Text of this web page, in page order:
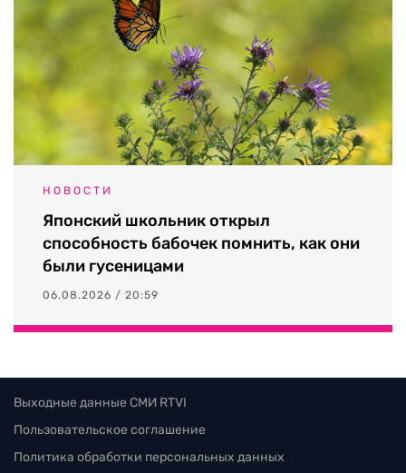
НОВОСТИ
Японский школьник открыл
способность бабочек помнить, как они
были гусеницами
06.08.2026 / 20:59
Выходные данные СМИ RTVI
Пользовательское соглашение
Политика обработки персональных данных